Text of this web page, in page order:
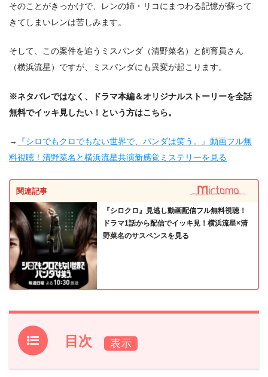
そのことがきっかけで、レンの姉・リコにまつわる記憶が蘇って
きてしまいレンは苦しみます。
そして、この案件を追うミスパンダ（清野菜名）と飼育員さん
（横浜流星）ですが、ミスパンダにも異変が起こります。
※ネタバレではなく、ドラマ本編＆オリジナルストーリーを全話
無料でイッキ見したい！という方はこちら。
→
『シロでもクロでもない世界で、パンダは笑う。』動画フル無
料視聴！清野菜名と横浜流星共演新感覚ミステリーを見る
関連記事
『シロクロ』見逃し動画配信フル無料視聴！
ドラマ1話から配信でイッキ見！横浜流星×清
野菜名のサスペンスを見る
目次
1.『シロでもクロでもない世界で、パンダは笑う。』前回